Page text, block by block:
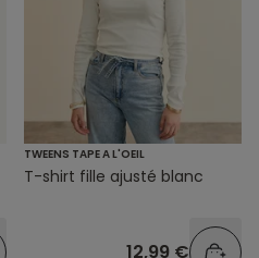
TWEENS TAPE A L'OEIL
T-shirt fille ajusté blanc
12,99 €